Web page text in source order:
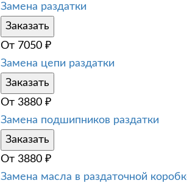
Замена раздатки
Заказать
От 7050 ₽
Замена цепи раздатки
Заказать
От 3880 ₽
Замена подшипников раздатки
Заказать
От 3880 ₽
Замена масла в раздаточной